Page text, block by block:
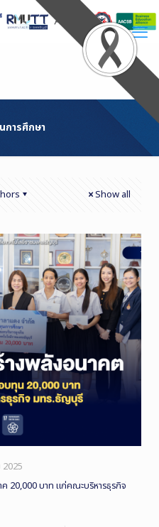
ารศึกษา
Show all
20,000 บาท แก่คณะบริหารธุรกิจ